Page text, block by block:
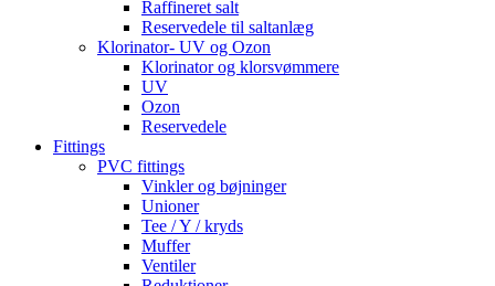
Raffineret salt
Reservedele til saltanlæg
Klorinator- UV og Ozon
Klorinator og klorsvømmere
UV
Ozon
Reservedele
Fittings
PVC fittings
Vinkler og bøjninger
Unioner
Tee / Y / kryds
Muffer
Ventiler